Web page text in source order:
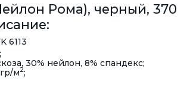
Рома), черный, 370
6113
30% нейлон, 8% спандекс;
м2;